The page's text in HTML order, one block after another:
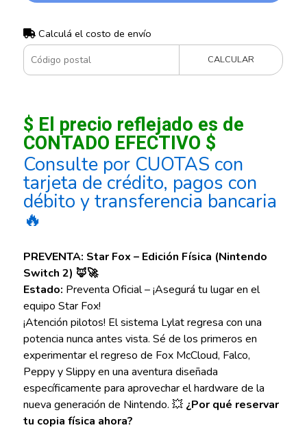
Calculá el costo de envío
CALCULAR
$ El precio reflejado es de
CONTADO EFECTIVO $
Consulte por CUOTAS con
tarjeta de crédito, pagos con
débito y transferencia bancaria
🔥
PREVENTA: Star Fox – Edición Física (Nintendo
Switch 2) 🦊🚀
Estado: Preventa Oficial – ¡Asegurá tu lugar en el
equipo Star Fox!
¡Atención pilotos! El sistema Lylat regresa con una
potencia nunca antes vista. Sé de los primeros en
experimentar el regreso de Fox McCloud, Falco,
Peppy y Slippy en una aventura diseñada
específicamente para aprovechar el hardware de la
nueva generación de Nintendo. 💥 ¿Por qué reservar
tu copia física ahora?